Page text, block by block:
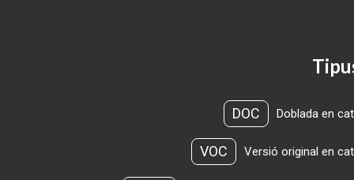
DOC Doblada en
VOC Versió original en